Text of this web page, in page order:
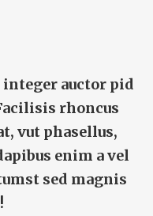
auctor pid
rhoncus
vut phasellus,
enim a vel
sed magnis